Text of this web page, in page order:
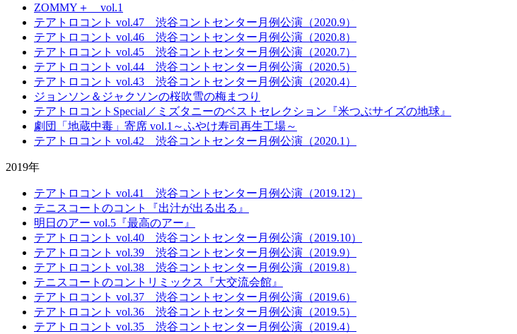
ZOMMY＋ vol.1
テアトロコント vol.47 渋谷コントセンター月例公演（2020.9）
テアトロコント vol.46 渋谷コントセンター月例公演（2020.8）
テアトロコント vol.45 渋谷コントセンター月例公演（2020.7）
テアトロコント vol.44 渋谷コントセンター月例公演（2020.5）
テアトロコント vol.43 渋谷コントセンター月例公演（2020.4）
ジョンソン＆ジャクソンの桜吹雪の梅まつり
テアトロコントSpecial／ミズタニーのベストセレクション『米つぶサイズの地球』
劇団「地蔵中毒」寄席 vol.1～ふやけ寿司再生工場～
テアトロコント vol.42 渋谷コントセンター月例公演（2020.1）
2019年
テアトロコント vol.41 渋谷コントセンター月例公演（2019.12）
テニスコートのコント『出汁が出る出る』
明日のアー vol.5『最高のアー』
テアトロコント vol.40 渋谷コントセンター月例公演（2019.10）
テアトロコント vol.39 渋谷コントセンター月例公演（2019.9）
テアトロコント vol.38 渋谷コントセンター月例公演（2019.8）
テニスコートのコントリミックス『大交流会館』
テアトロコント vol.37 渋谷コントセンター月例公演（2019.6）
テアトロコント vol.36 渋谷コントセンター月例公演（2019.5）
テアトロコント vol.35 渋谷コントセンター月例公演（2019.4）